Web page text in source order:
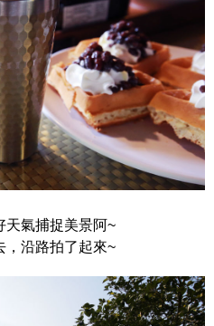
天氣捕捉美景阿~
，沿路拍了起來~